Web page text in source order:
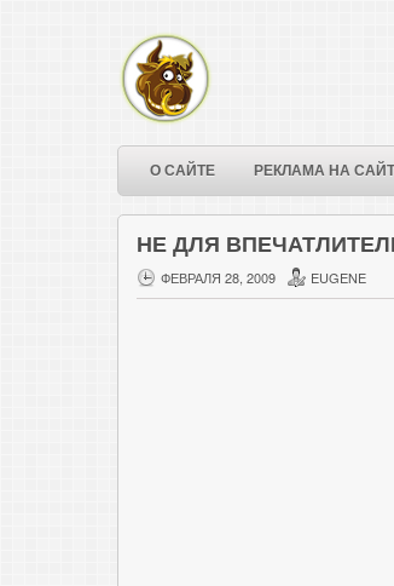
О САЙТЕ РЕКЛАМА НА
НЕ ДЛЯ
ФЕВРАЛЯ 28, 2009 EUGENE